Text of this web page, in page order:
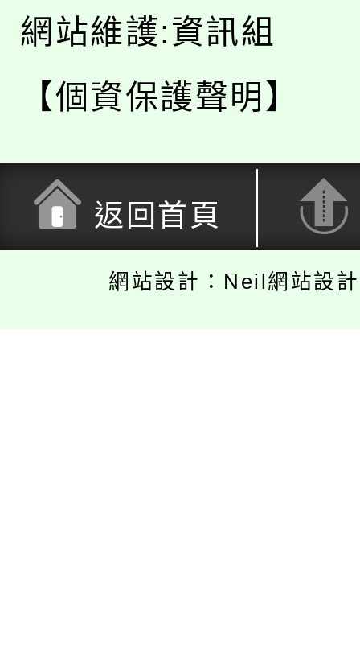
網站維護:資訊組
【個資保護聲明】
返回首頁
網站設計：Neil網站設